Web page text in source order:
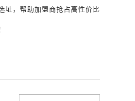
址，帮助加盟商抢占高性价比